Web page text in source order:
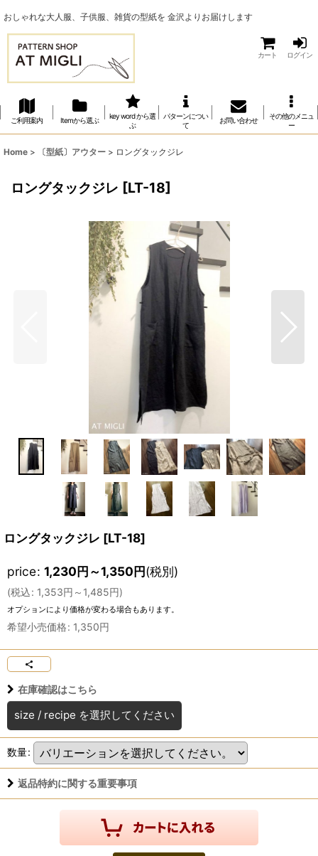
おしゃれな大人服、子供服、雑貨の型紙を 金沢よりお届けします
カート ログイン
ご利用案内 Itemから選ぶ
key word から選
ぶ
パターンについ
て
お問い合わせ
その他のメニュ
ー
Home > 〔型紙〕アウター > ロングタックジレ
ロングタックジレ [LT-18]
ロングタックジレ [LT-18]
price: 1,230円～1,350円(税別)
(税込: 1,353円 ～1,485円)
オプションにより価格が変わる場合もあります。
希望小売価格: 1,350円
在庫確認はこちら
size / recipe を選択してください
数量:
返品特約に関する重要事項